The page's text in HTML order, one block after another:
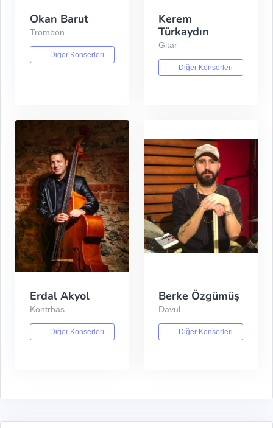
Okan Barut
Trombon
Diğer Konserleri
Kerem
Türkaydın
Gitar
Diğer Konserleri
Erdal Akyol
Kontrbas
Diğer Konserleri
Berke Özgümüş
Davul
Diğer Konserleri